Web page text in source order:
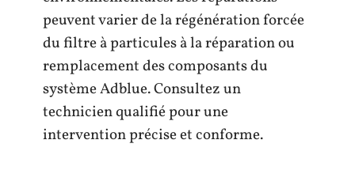
peuvent varier de la régénération forcée
du filtre à particules à la réparation ou
remplacement des composants du
système Adblue. Consultez un
technicien qualifié pour une
intervention précise et conforme.